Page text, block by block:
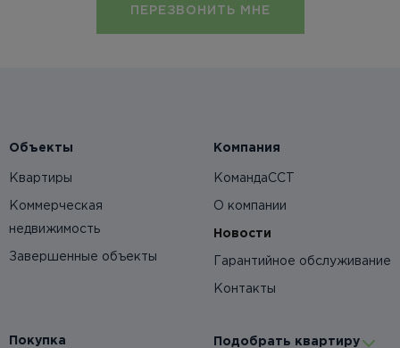
ПЕРЕЗВОНИТЬ МНЕ
Объекты
Квартиры
Коммерческая
недвижимость
Завершенные объекты
Компания
КомандаССТ
О компании
Новости
Гарантийное обслуживание
Контакты
Покупка Подобрать квартиру